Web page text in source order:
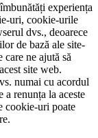
experiența
uri, cookie-urile
dvs., deoarece
de bază ale site-
ne ajută să
site web.
numai cu acordul
a renunța la aceste
cookie-uri poate